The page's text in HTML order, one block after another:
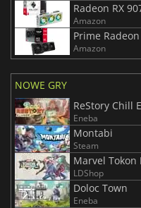
Amazon
Amazon
NOWE GRY
ReStory Chill
Eneba
Montabi
Steam
Marvel Tokon
LDShop
Doloc Town
Eneba